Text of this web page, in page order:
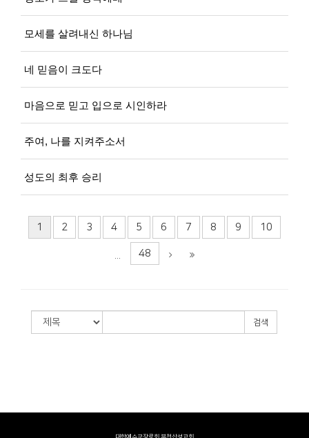
모세를 살려내신 하나님
네 믿음이 크도다
마음으로 믿고 입으로 시인하라
주여, 나를 지켜주소서
성도의 최후 승리
1 2 3 4 5 6 7 8 9 10
48
검색